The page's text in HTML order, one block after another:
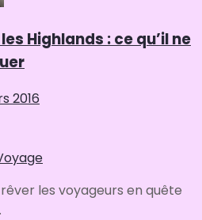
Highlands : ce qu’il ne
2016
les voyageurs en quête